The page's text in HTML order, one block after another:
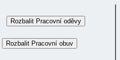
Rozbalit Pracovní oděvy
Rozbalit Pracovní obuv